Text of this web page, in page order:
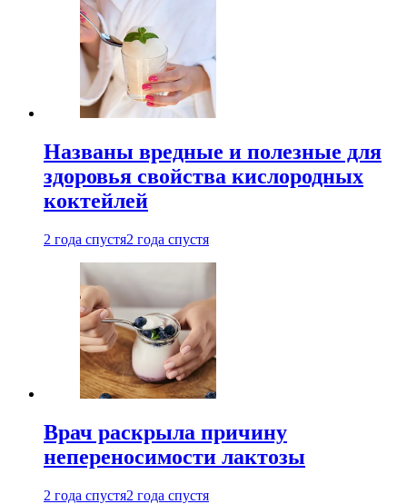
Названы вредные и полезные для
здоровья свойства кислородных
коктейлей
2 года спустя2 года спустя
Врач раскрыла причину
непереносимости лактозы
2 года спустя2 года спустя